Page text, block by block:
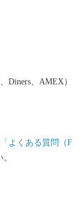
致も見込まれて
場を整備し、水
Diners、AMEX）
「よくある質問（F